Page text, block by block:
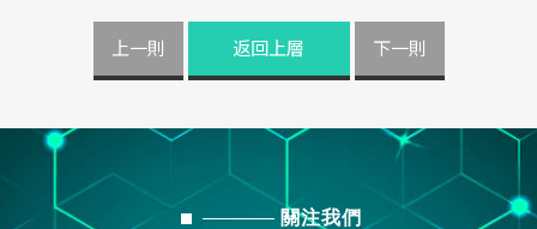
上一則 返回上層 下一則
關注我們